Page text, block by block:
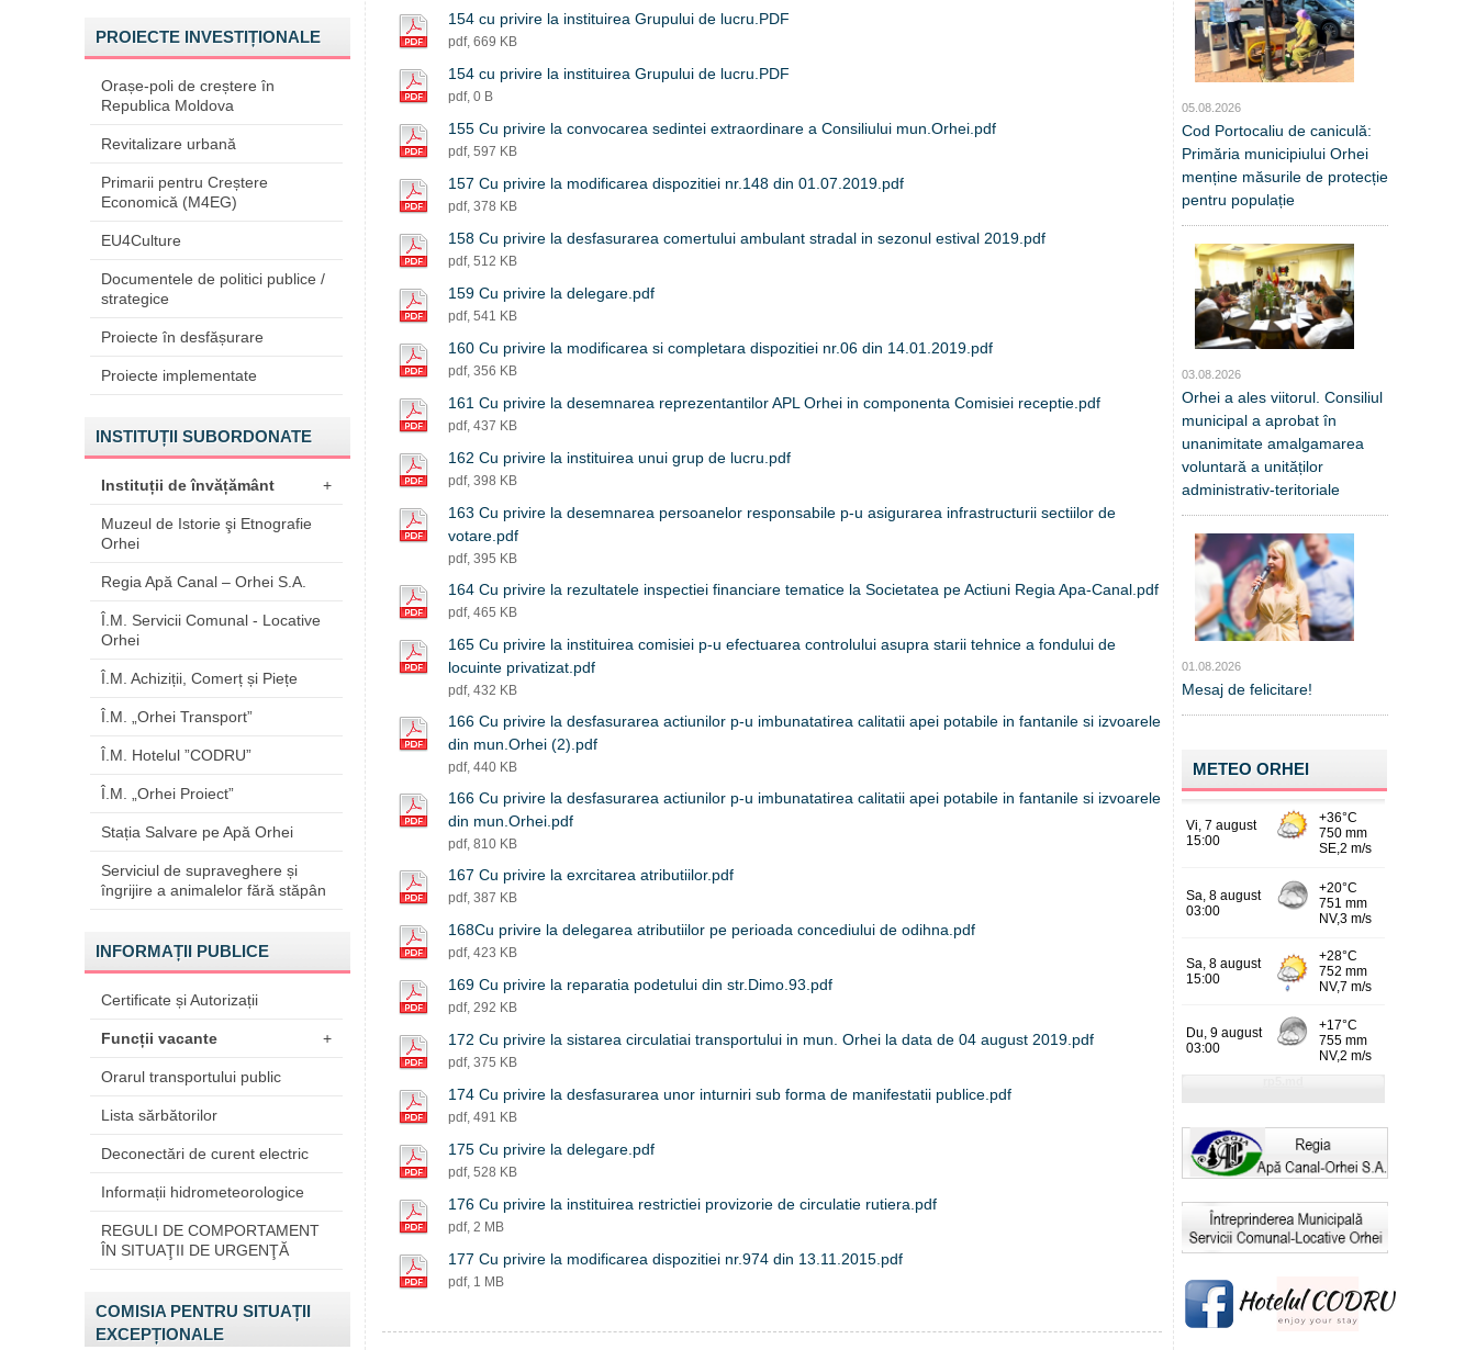
PROIECTE INVESTIȚIONALE
Orașe-poli de creștere în
Republica Moldova
Revitalizare urbană
Primarii pentru Creștere
Economică (M4EG)
EU4Culture
Documentele de politici publice /
strategice
Proiecte în desfășurare
Proiecte implementate
INSTITUȚII SUBORDONATE
Instituții de învățământ +
Muzeul de Istorie şi Etnografie
Orhei
Regia Apă Canal – Orhei S.A.
Î.M. Servicii Comunal - Locative
Orhei
Î.M. Achiziții, Comerț și Piețe
Î.M. „Orhei Transport”
Î.M. Hotelul ”CODRU”
Î.M. „Orhei Proiect”
Stația Salvare pe Apă Orhei
Serviciul de supraveghere și
îngrijire a animalelor fără stăpân
INFORMAȚII PUBLICE
Certificate și Autorizații
Funcții vacante +
Orarul transportului public
Lista sărbătorilor
Deconectări de curent electric
Informații hidrometeorologice
REGULI DE COMPORTAMENT
ÎN SITUAŢII DE URGENŢĂ
COMISIA PENTRU SITUAȚII
EXCEPȚIONALE
154 cu privire la instituirea Grupului de lucru.PDF
pdf, 669 KB
154 cu privire la instituirea Grupului de lucru.PDF
pdf, 0 B
155 Cu privire la convocarea sedintei extraordinare a Consiliului mun.Orhei.pdf
pdf, 597 KB
157 Cu privire la modificarea dispozitiei nr.148 din 01.07.2019.pdf
pdf, 378 KB
158 Cu privire la desfasurarea comertului ambulant stradal in sezonul estival 2019.pdf
pdf, 512 KB
159 Cu privire la delegare.pdf
pdf, 541 KB
160 Cu privire la modificarea si completara dispozitiei nr.06 din 14.01.2019.pdf
pdf, 356 KB
161 Cu privire la desemnarea reprezentantilor APL Orhei in componenta Comisiei receptie.pdf
pdf, 437 KB
162 Cu privire la instituirea unui grup de lucru.pdf
pdf, 398 KB
163 Cu privire la desemnarea persoanelor responsabile p-u asigurarea infrastructurii sectiilor de
votare.pdf
pdf, 395 KB
164 Cu privire la rezultatele inspectiei financiare tematice la Societatea pe Actiuni Regia Apa-Canal.pdf
pdf, 465 KB
165 Cu privire la instituirea comisiei p-u efectuarea controlului asupra starii tehnice a fondului de
locuinte privatizat.pdf
pdf, 432 KB
166 Cu privire la desfasurarea actiunilor p-u imbunatatirea calitatii apei potabile in fantanile si izvoarele
din mun.Orhei (2).pdf
pdf, 440 KB
166 Cu privire la desfasurarea actiunilor p-u imbunatatirea calitatii apei potabile in fantanile si izvoarele
din mun.Orhei.pdf
pdf, 810 KB
167 Cu privire la exrcitarea atributiilor.pdf
pdf, 387 KB
168Cu privire la delegarea atributiilor pe perioada concediului de odihna.pdf
pdf, 423 KB
169 Cu privire la reparatia podetului din str.Dimo.93.pdf
pdf, 292 KB
172 Cu privire la sistarea circulatiai transportului in mun. Orhei la data de 04 august 2019.pdf
pdf, 375 KB
174 Cu privire la desfasurarea unor inturniri sub forma de manifestatii publice.pdf
pdf, 491 KB
175 Cu privire la delegare.pdf
pdf, 528 KB
176 Cu privire la instituirea restrictiei provizorie de circulatie rutiera.pdf
pdf, 2 MB
177 Cu privire la modificarea dispozitiei nr.974 din 13.11.2015.pdf
pdf, 1 MB
05.08.2026
Cod Portocaliu de caniculă:
Primăria municipiului Orhei
menține măsurile de protecție
pentru populație
03.08.2026
Orhei a ales viitorul. Consiliul
municipal a aprobat în
unanimitate amalgamarea
voluntară a unităților
administrativ-teritoriale
01.08.2026
Mesaj de felicitare!
METEO ORHEI